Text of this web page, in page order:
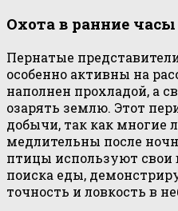
Охота в ранние часы
Пернатые
особенно активны на
наполнен прохладой, а
озарять землю. Этот
добычи, так как многие
медлительны после
птицы используют
поиска еды,
точность и ловкость в